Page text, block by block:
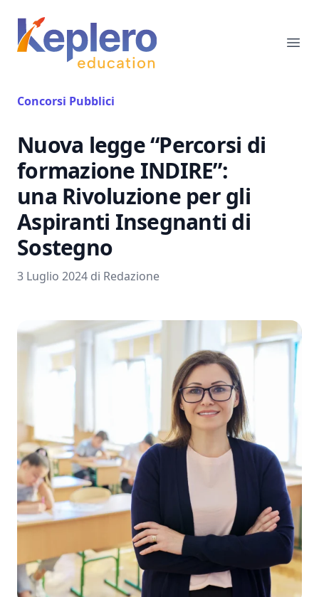
Keplero Education
Concorsi Pubblici
Nuova legge “Percorsi di
formazione INDIRE”:
una Rivoluzione per gli
Aspiranti Insegnanti di
Sostegno
3 Luglio 2024 di Redazione